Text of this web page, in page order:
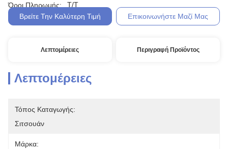
Όροι Πληρωμής:
Τ/Τ
Βρείτε Την Καλύτερη Τιμή
Επικοινωνήστε Μαζί Μας
Λεπτομέρειες Περιγραφή Προϊόντος
Λεπτομέρειες
Τόπος Καταγωγής:
Σιτσουάν
Μάρκα: